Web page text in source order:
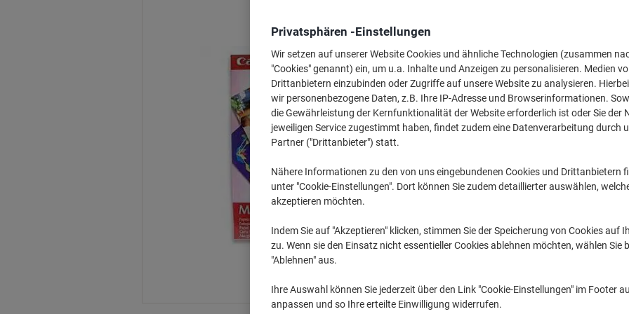
Vorübergehend ausverkauft
Senden Sie mir eine E-Mail sobald
Benachrichtigen Sie mich
Versand durch Lieferanten
Lieferinformationen
Mattes Fotopapier für A3-
Ideal für Farbfotos und
Mehr anzeigen
Privatsphären -Einstellungen
Wir setzen auf unserer Website Cookies und ähnliche Technologien (zusammen
"Cookies" genannt) ein, um u.a. Inhalte und Anzeigen zu personalisieren. Medien
Drittanbietern einzubinden oder Zugriffe auf unsere Website zu analysieren.
wir personenbezogene Daten, z.B. Ihre IP-Adresse und Browserinformationen.
die Gewährleistung der Kernfunktionalität der Website erforderlich ist oder Sie der
jeweiligen Service zugestimmt haben, findet zudem eine Datenverarbeitung durch
Partner ("Drittanbieter") statt.
Nähere Informationen zu den von uns eingebundenen Cookies und Drittanbietern
unter "Cookie-Einstellungen". Dort können Sie zudem detaillierter auswählen,
akzeptieren möchten.
Indem Sie auf "Akzeptieren" klicken, stimmen Sie der Speicherung von Cookies auf
zu. Wenn sie den Einsatz nicht essentieller Cookies ablehnen möchten, wählen Sie
"Ablehnen" aus.
Ihre Auswahl können Sie jederzeit über den Link "Cookie-Einstellungen" im Footer
anpassen und so Ihre erteilte Einwilligung widerrufen.